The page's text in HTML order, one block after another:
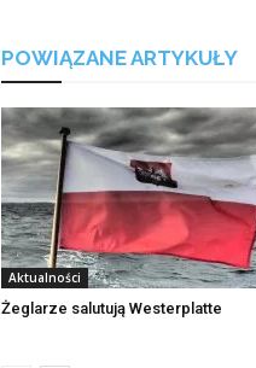
POWIĄZANE ARTYKUŁY
Aktualności
Żeglarze salutują Westerplatte